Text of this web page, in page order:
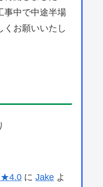
事中で中途半場
くお願いいたし
★4.0 に Jake よ